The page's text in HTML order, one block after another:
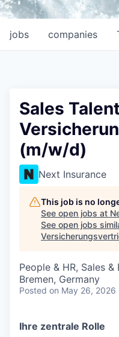
jobs companies
Sales
(m/w/d)
Next Insurance
This job is no
See open jobs at
See open jobs
People & HR, Sales
Bremen, Germany
Posted on May 26, 2026
Ihre zentrale Rolle